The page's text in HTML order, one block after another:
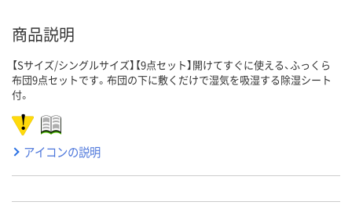
商品説明
【Sサイズ/シングルサイズ】【9点セット】開けてすぐに使える、ふっくら
布団9点セットです。布団の下に敷くだけで湿気を吸湿する除湿シート
付。
アイコンの説明